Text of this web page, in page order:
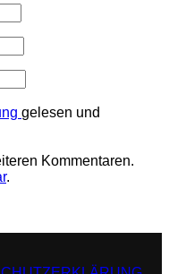
gelesen und
Kommentaren.
.